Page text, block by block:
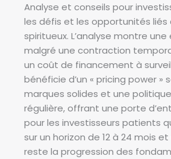
Analyse et conseils pour
les défis et les opportunités
spiritueux. L’analyse montre
malgré une contraction
un coût de financement à
bénéficie d’un « pricing power »
marques solides et une
régulière, offrant une porte
pour les investisseurs patients
sur un horizon de 12 à 24 mois
reste la progression des